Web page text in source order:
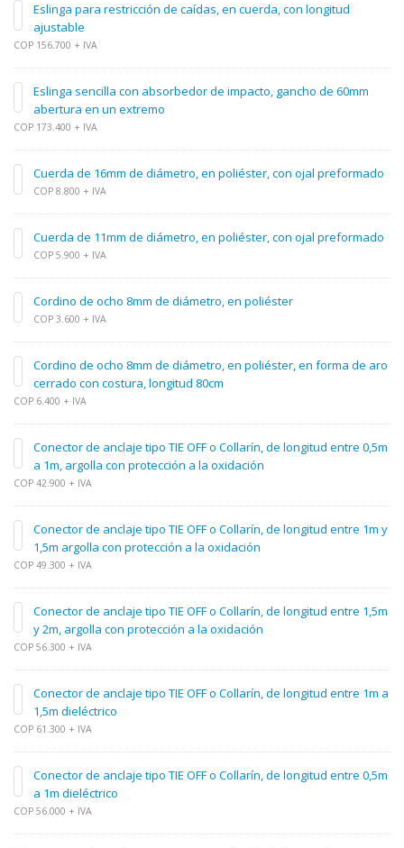
Eslinga para restricción de caídas, en cuerda, con longitud
ajustable
COP 156.700 + IVA
Eslinga sencilla con absorbedor de impacto, gancho de 60mm
abertura en un extremo
COP 173.400 + IVA
Cuerda de 16mm de diámetro, en poliéster, con ojal preformado
COP 8.800 + IVA
Cuerda de 11mm de diámetro, en poliéster, con ojal preformado
COP 5.900 + IVA
Cordino de ocho 8mm de diámetro, en poliéster
COP 3.600 + IVA
Cordino de ocho 8mm de diámetro, en poliéster, en forma de aro
cerrado con costura, longitud 80cm
COP 6.400 + IVA
Conector de anclaje tipo TIE OFF o Collarín, de longitud entre 0,5m
a 1m, argolla con protección a la oxidación
COP 42.900 + IVA
Conector de anclaje tipo TIE OFF o Collarín, de longitud entre 1m y
1,5m argolla con protección a la oxidación
COP 49.300 + IVA
Conector de anclaje tipo TIE OFF o Collarín, de longitud entre 1,5m
y 2m, argolla con protección a la oxidación
COP 56.300 + IVA
Conector de anclaje tipo TIE OFF o Collarín, de longitud entre 1m a
1,5m dieléctrico
COP 61.300 + IVA
Conector de anclaje tipo TIE OFF o Collarín, de longitud entre 0,5m
a 1m dieléctrico
COP 56.000 + IVA